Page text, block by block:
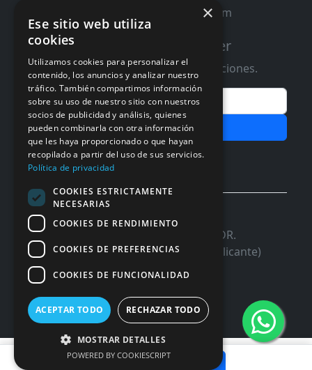
26,91 €
contacto@distribucioninformatica.com
Suscribete a nuestro Newsletter
Te informaremos de ofertas y promociones.
Email
Subscribir
Aceptar Politica dePrivacidad
© 2026 InforSystem Programacion y
Aplicaciones, S.L. CIF: B54337985 | C/DR.
Marañon, 17 Local 5 | 03680 - ASPE (Alicante)
×
Ese sitio web utiliza
cookies
Utilizamos cookies para personalizar el
contenido, los anuncios y analizar nuestro
tráfico. También compartimos información
sobre su uso de nuestro sitio con nuestros
socios de publicidad y análisis, quienes
pueden combinarla con otra información
que les haya proporcionado o que hayan
recopilado a partir del uso de sus servicios.
Política de privacidad
COOKIES ESTRICTAMENTE
NECESARIAS
COOKIES DE RENDIMIENTO
COOKIES DE PREFERENCIAS
COOKIES DE FUNCIONALIDAD
ACEPTAR TODO RECHAZAR TODO
MOSTRAR DETALLES
POWERED BY COOKIESCRIPT